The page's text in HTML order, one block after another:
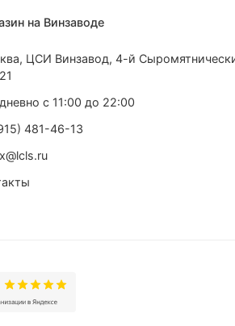
на Винзаводе
ЦСИ Винзавод, 4-й
с 11:00 до 22:00
481-46-13